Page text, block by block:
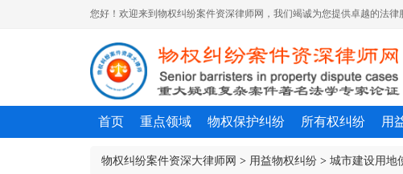
您好！欢迎来到物权纠纷案件资深律师网，我们竭诚为您提供卓越的法律
首页 重点领域 物权保护纠纷 所有权纠纷 用
物权纠纷案件资深大律师网 > 用益物权纠纷 > 城市建设用地